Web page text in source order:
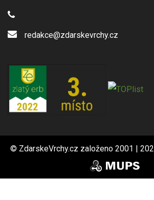
redakce@zdarskevrchy.cz
© ZdarskeVrchy.cz založeno 2001 |